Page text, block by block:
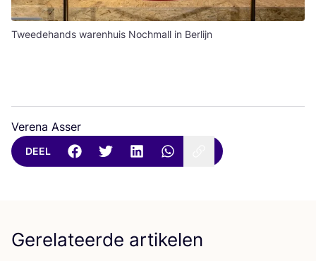
Tweedehands warenhuis Nochmall in Berlijn
Verena Asser
DEEL
Gerelateerde artikelen